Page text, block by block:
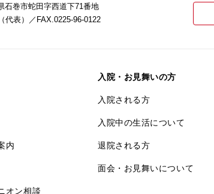
巻市蛇田字西道下71番地
代表）
／FAX.0225-96-0122
内
オン相談
入院・お見舞いの方
入院される方
入院中の生活について
退院される方
面会・お見舞いについて